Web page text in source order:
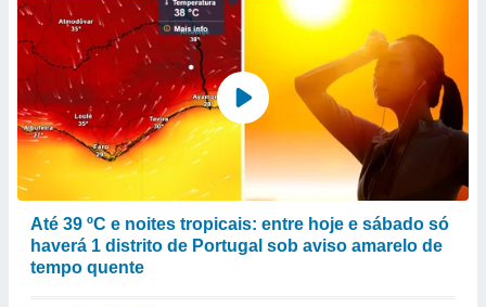
Até 39 ºC e noites tropicais: entre hoje e sábado só
haverá 1 distrito de Portugal sob aviso amarelo de
tempo quente